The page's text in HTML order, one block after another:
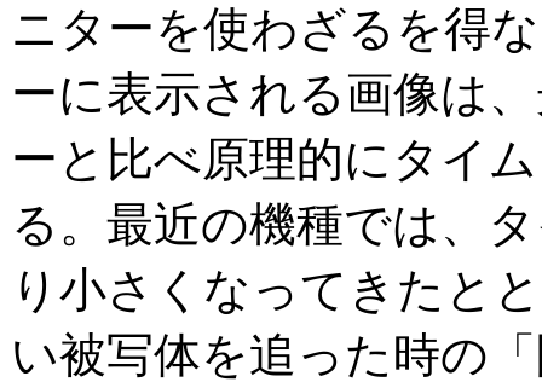
ニターを使わざるを得
ーに表示される画像は
ーと比べ原理的にタイ
る。最近の機種では、
り小さくなってきたと
い被写体を追った時の